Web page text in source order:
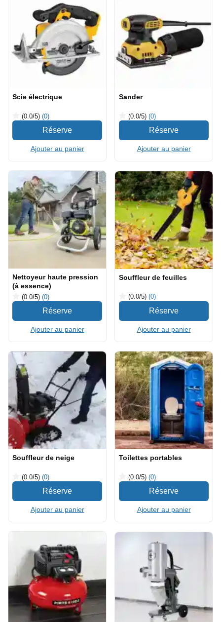
Scie électrique
(0.0/5) (0)
Ajouter au panier
Sander
(0.0/5) (0)
Ajouter au panier
Nettoyeur haute pression
(à essence)
(0.0/5) (0)
Ajouter au panier
Souffleur de feuilles
(0.0/5) (0)
Ajouter au panier
Souffleur de neige
(0.0/5) (0)
Ajouter au panier
Toilettes portables
(0.0/5) (0)
Ajouter au panier